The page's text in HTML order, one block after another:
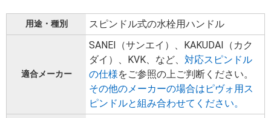
用途・種別 スピンドル式の水栓用ハンドル
適合メーカー
SANEI（サンエイ）、KAKUDAI（カク
ダイ）、KVK、など、 対応スピンドル
の仕様をご参照の上ご判断ください。
その他のメーカーの場合はピヴォ用ス
ピンドルと組み合わせてください。